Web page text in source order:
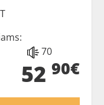
70
52 90€